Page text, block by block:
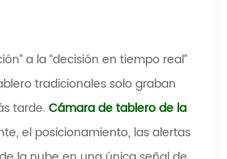
a la “decisión en tiempo real”
tradicionales solo graban
tarde.Cámara de tablero de la
el posicionamiento, las alertas